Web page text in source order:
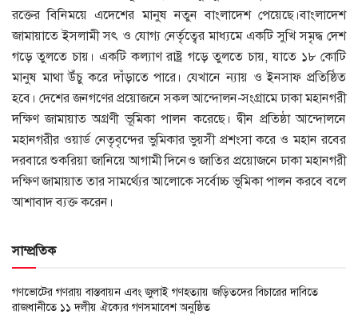
রক্তের বিনিময়ে এদেশের মানুষ নতুন বাংলাদেশ পেয়েছে।বাংলাদেশ
জামায়াতে ইসলামী সৎ ও যোগ্য নের্তৃত্বের মাধ্যমে একটি সুখি সমৃদ্ধ দেশ
গড়ে তুলতে চায়। একটি কল্যাণ রাষ্ট্র গড়ে তুলতে চায়, যাতে ১৮ কোটি
মানুষ মাথা উঁচু করে দাঁড়াতে পারে। যেখানে ন্যায় ও ইনসাফ প্রতিষ্ঠিত
হবে। দেশের জনগণের প্রয়োজনে সকল আন্দোলন-সংগ্রামে ঢাকা মহানগরী
দক্ষিণ জামায়াত অগ্রণী ভূমিকা পালন করেছে। দ্বীন প্রতিষ্ঠা আন্দোলনে
মহানগরীর ওয়ার্ড নেতৃবৃন্দের ভুমিকার ভুয়সী প্রশংসা করে ও মহান রবের
দরবারে শুকরিয়া জানিয়ে আগামী দিনেও জাতির প্রয়োজনে ঢাকা মহানগরী
দক্ষিণ জামায়াত তার সামর্থ্যের আলোকে সর্বোচ্চ ভূমিকা পালন করবে বলে
আশাবাদ ব্যক্ত করেন।
সাম্প্রতিক
গণভোটের গণরায় বাস্তবায়ন এবং জুলাই গণহত্যায় জড়িতদের বিচারের দাবিতে
রাজধানীতে ১১ দলীয় ঐক্যের গণসমাবেশ অনুষ্ঠিত